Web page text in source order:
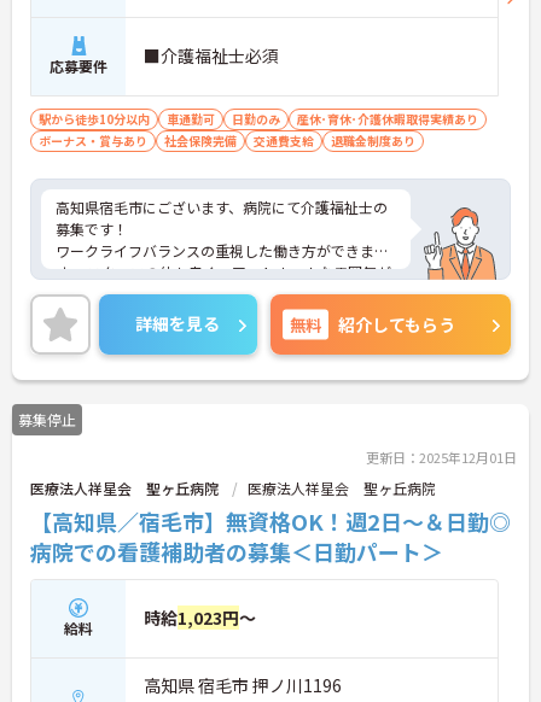
応募要件 ■介護福祉士必須
駅から徒歩10分以内 車通勤可 日勤のみ
産休･育休･介護休暇取得実績あり
ボーナス・賞与あり
社会保険完備 交通費支給 退職金制度あり
高知県宿毛市にございます、病院にて介護福祉士の
募集です！
ワークライフバランスの重視した働き方ができま
す。 スタッフの仲も良く、アットホームな雰囲気が
自慢です。
ご興味ある方には、面接対策ポイントなど、詳細を
お話しいたしますのでお気軽にご相談ください
詳細を見る 無料 紹介してもらう
募集停止
更新日：2025年12月01日
医療法人祥星会 聖ヶ丘病院 医療法人祥星会 聖ヶ丘病院
【高知県／宿毛市】無資格OK！週2日～＆日勤◎
病院での看護補助者の募集＜日勤パート＞
給料 時給1,023円～
高知県 宿毛市 押ノ川1196